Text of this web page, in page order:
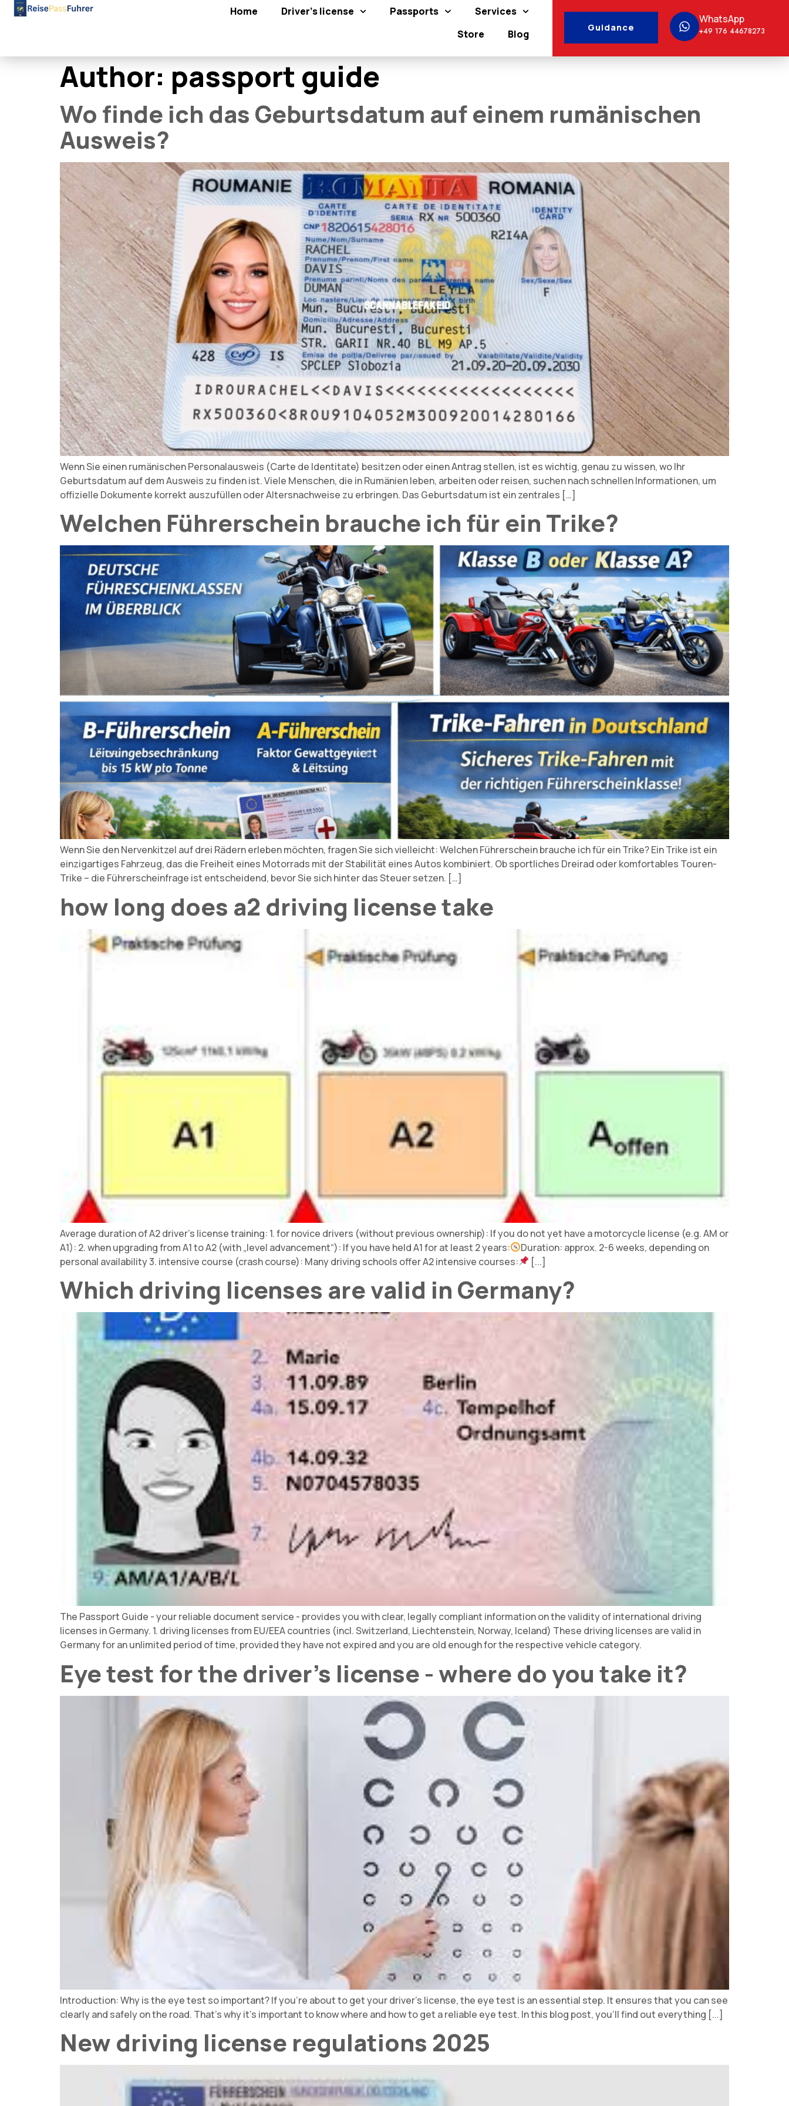
Home Driver's license Passports
Services
Store
Blog
Guidance
WhatsApp
+49 176 44678273
Author: passport guide
Wo finde ich das Geburtsdatum auf einem rumänischen
Ausweis?
Wenn Sie einen rumänischen Personalausweis (Carte de Identitate) besitzen oder einen Antrag stellen, ist es wichtig, genau zu wissen, wo Ihr
Geburtsdatum auf dem Ausweis zu finden ist. Viele Menschen, die in Rumänien leben, arbeiten oder reisen, suchen nach schnellen Informationen, um
offizielle Dokumente korrekt auszufüllen oder Altersnachweise zu erbringen. Das Geburtsdatum ist ein zentrales […]
Welchen Führerschein brauche ich für ein Trike?
Wenn Sie den Nervenkitzel auf drei Rädern erleben möchten, fragen Sie sich vielleicht: Welchen Führerschein brauche ich für ein Trike? Ein Trike ist ein
einzigartiges Fahrzeug, das die Freiheit eines Motorrads mit der Stabilität eines Autos kombiniert. Ob sportliches Dreirad oder komfortables Touren-
Trike – die Führerscheinfrage ist entscheidend, bevor Sie sich hinter das Steuer setzen. […]
how long does a2 driving license take
Average duration of A2 driver's license training: 1. for novice drivers (without previous ownership): If you do not yet have a motorcycle license (e.g. AM or
A1): 2. when upgrading from A1 to A2 (with „level advancement“): If you have held A1 for at least 2 years:
Duration: approx. 2-6 weeks, depending on
personal availability 3. intensive course (crash course): Many driving schools offer A2 intensive courses:
[...]
Which driving licenses are valid in Germany?
The Passport Guide - your reliable document service - provides you with clear, legally compliant information on the validity of international driving
licenses in Germany. 1. driving licenses from EU/EEA countries (incl. Switzerland, Liechtenstein, Norway, Iceland) These driving licenses are valid in
Germany for an unlimited period of time, provided they have not expired and you are old enough for the respective vehicle category.
Eye test for the driver's license - where do you take it?
Introduction: Why is the eye test so important? If you're about to get your driver's license, the eye test is an essential step. It ensures that you can see
clearly and safely on the road. That's why it's important to know where and how to get a reliable eye test. In this blog post, you'll find out everything [...]
New driving license regulations 2025